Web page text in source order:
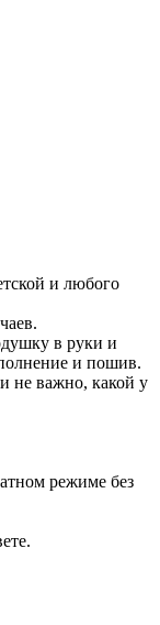
и любого
в руки и
и пошив.
и не важно, какой у
режиме без